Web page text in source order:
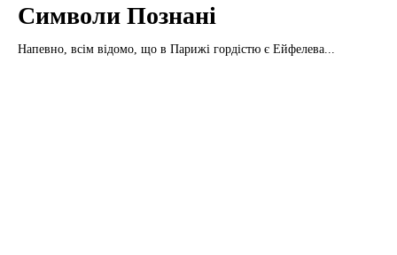
Символи Познані
Напевно, всім відомо, що в Парижі гордістю є Ейфелева...